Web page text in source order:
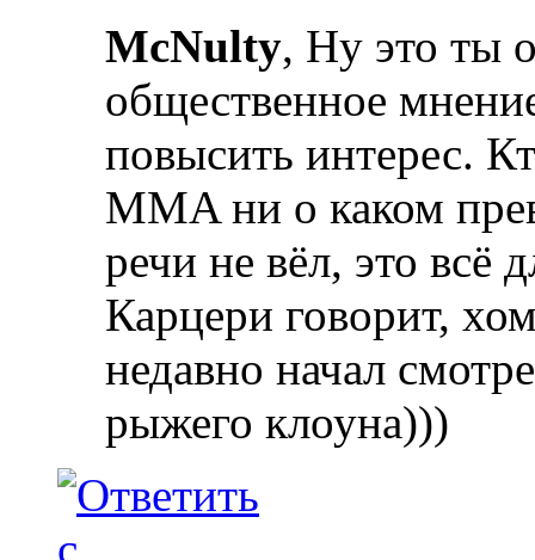
McNulty, Ну это ты
общественное
повысить интерес.
ММA ни о каком
речи не вёл, это всё
Карцери говорит,
недавно начал
рыжего клоуна)))